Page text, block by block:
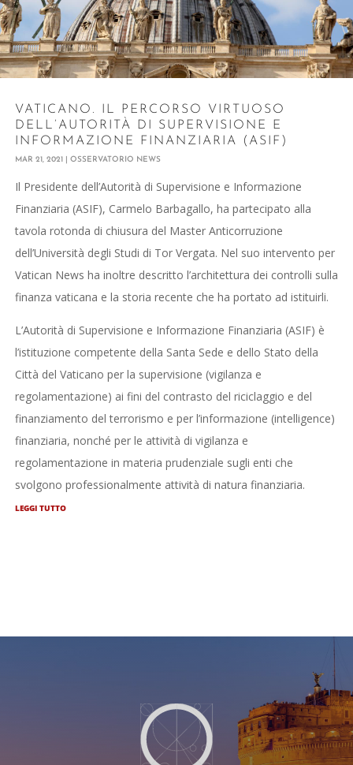
VATICANO. IL PERCORSO VIRTUOSO
DELL’AUTORITÀ DI SUPERVISIONE E
INFORMAZIONE FINANZIARIA (ASIF)
MAR 21, 2021 OSSERVATORIO NEWS
Il Presidente dell’Autorità di Supervisione e Informazione
Finanziaria (ASIF), Carmelo Barbagallo, ha partecipato alla
tavola rotonda di chiusura del Master Anticorruzione
dell’Università degli Studi di Tor Vergata. Nel suo intervento per
Vatican News ha inoltre descritto l’architettura dei controlli sulla
finanza vaticana e la storia recente che ha portato ad istituirli.
L’Autorità di Supervisione e Informazione Finanziaria (ASIF) è
l’istituzione competente della Santa Sede e dello Stato della
Città del Vaticano per la supervisione (vigilanza e
regolamentazione) ai fini del contrasto del riciclaggio e del
finanziamento del terrorismo e per l’informazione (intelligence)
finanziaria, nonché per le attività di vigilanza e
regolamentazione in materia prudenziale sugli enti che
svolgono professionalmente attività di natura finanziaria.
LEGGI TUTTO